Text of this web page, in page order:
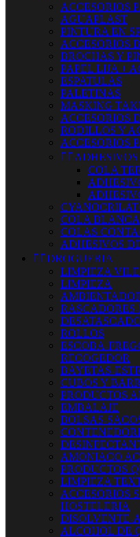
ACCESORIOS
AGUAPLAST
PINTURA EN
ACCESORIOS
BROCHAS Y
PAPEL LIJA +
ESPATULAS
PALETINAS
MASKING
ACCESORIOS
RODILLOS Y
ACCESORIOS
 
COLA
COLA BLANCA
COLAS
ADHESIVOS
 DROGUERIA
LIMPIEZA
LIMPIEZA
ROLLOS
ESCOBA-
RECOGEDOR
BAYETAS-
CUBOS Y
PRODUCTOS
EMBALAJE
BOLSAS-
AMONIACO
PRODUCTOS
LIMPIEZA
ACCESORIOS
HOSTELERIA
DISOLVENTE-
ALCOHOL DE